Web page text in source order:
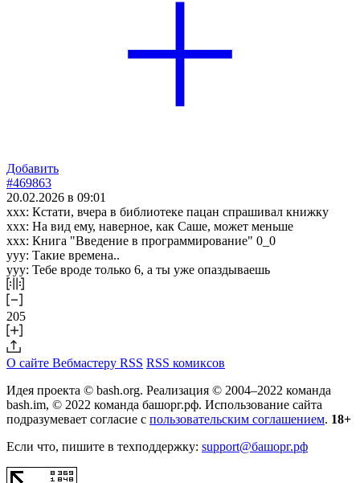
Добавить
#469863
20.02.2026 в 09:01
ххх: Кстати, вчера в библиотеке пацан спрашивал книжку
ххх: На вид ему, наверное, как Саше, может меньше
ххх: Книга "Введение в программирование" 0_0
ууу: Такие времена..
ууу: Тебе вроде только 6, а ты уже опаздываешь
205
О сайте Вебмастеру RSS RSS комиксов
Идея проекта © bash.org. Реализация © 2004–2022 команда
bash.im, © 2022 команда башорг.рф. Использование сайта
подразумевает согласие с пользовательским соглашением. 18+
Если что, пишите в техподдержку: support@башорг.рф